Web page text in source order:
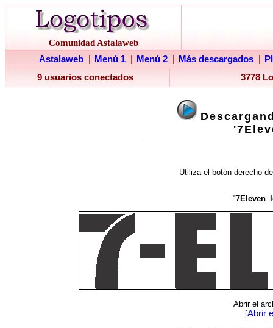
Comunidad Astalaweb
Astalaweb
Menú 1 Menú 2 Más descargados
9 usuarios conectados
3778
Utiliza el botón derecho
Abrir el
[Abrir